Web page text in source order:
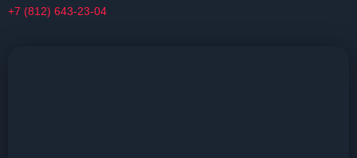
+7 (812) 643-23-04